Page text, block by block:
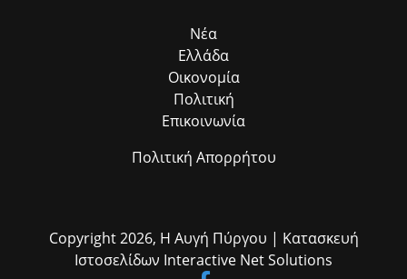
η ομαδική δουλειά φέρνει απτά αποτελέσματα για όλους τους
Νέα
Ελλάδα
Οικονομία
Πολιτική
Επικοινωνία
Πολιτική Απορρήτου
Copyright 2026, Η Αυγή Πύργου | Κατασκευή
Ιστοσελίδων Interactive Net Solutions